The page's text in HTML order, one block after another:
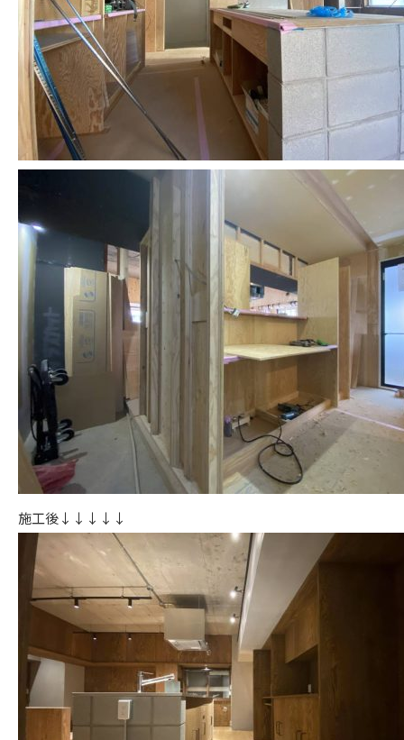
施工後↓↓↓↓↓